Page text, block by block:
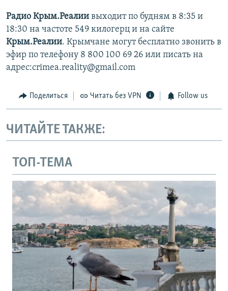
Радио Крым.Реалии выходит по будням в 8:35 и
18:30 на частоте 549 килогерц и на сайте
Крым.Реалии. Крымчане могут бесплатно звонить в
эфир по телефону 8 800 100 69 26 или писать на
адрес:crimea.reality@gmail.com
Поделиться Читать без VPN Follow us
ЧИТАЙТЕ ТАКЖЕ:
ТОП-ТЕМА